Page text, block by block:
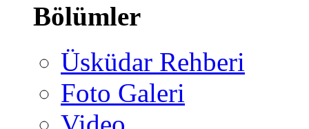
Bölümler
Üsküdar Rehberi
Foto Galeri